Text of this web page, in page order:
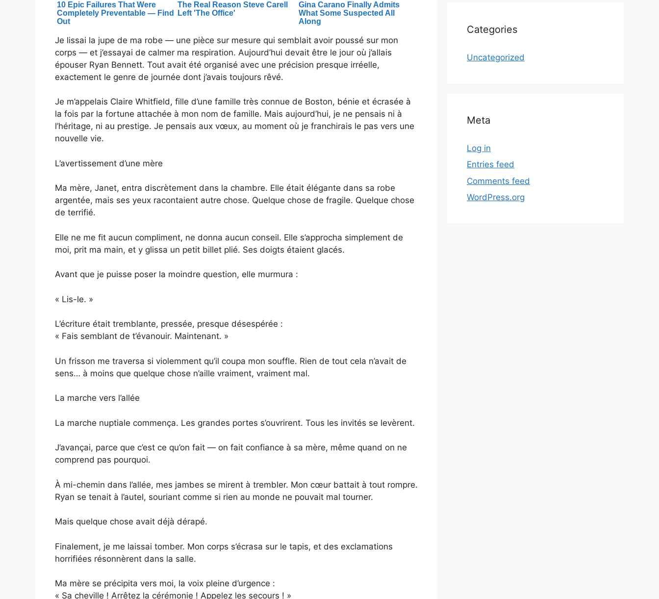
Je lissai la jupe de ma robe — une pièce sur mesure qui semblait avoir poussé sur mon
corps — et j’essayai de calmer ma respiration. Aujourd’hui devait être le jour où j’allais
épouser Ryan Bennett. Tout avait été organisé avec une précision presque irréelle,
exactement le genre de journée dont j’avais toujours rêvé.
Je m’appelais Claire Whitfield, fille d’une famille très connue de Boston, bénie et écrasée à
la fois par la fortune attachée à mon nom de famille. Mais aujourd’hui, je ne pensais ni à
l’héritage, ni au prestige. Je pensais aux vœux, au moment où je franchirais le pas vers une
nouvelle vie.
L’avertissement d’une mère
Ma mère, Janet, entra discrètement dans la chambre. Elle était élégante dans sa robe
argentée, mais ses yeux racontaient autre chose. Quelque chose de fragile. Quelque chose
de terrifié.
Elle ne me fit aucun compliment, ne donna aucun conseil. Elle s’approcha simplement de
moi, prit ma main, et y glissa un petit billet plié. Ses doigts étaient glacés.
Avant que je puisse poser la moindre question, elle murmura :
« Lis-le. »
L’écriture était tremblante, pressée, presque désespérée :
« Fais semblant de t’évanouir. Maintenant. »
Un frisson me traversa si violemment qu’il coupa mon souffle. Rien de tout cela n’avait de
sens… à moins que quelque chose n’aille vraiment, vraiment mal.
La marche vers l’allée
La marche nuptiale commença. Les grandes portes s’ouvrirent. Tous les invités se levèrent.
J’avançai, parce que c’est ce qu’on fait — on fait confiance à sa mère, même quand on ne
comprend pas pourquoi.
À mi-chemin dans l’allée, mes jambes se mirent à trembler. Mon cœur battait à tout rompre.
Ryan se tenait à l’autel, souriant comme si rien au monde ne pouvait mal tourner.
Mais quelque chose avait déjà dérapé.
Finalement, je me laissai tomber. Mon corps s’écrasa sur le tapis, et des exclamations
horrifiées résonnèrent dans la salle.
Ma mère se précipita vers moi, la voix pleine d’urgence :
« Sa cheville ! Arrêtez la cérémonie ! Appelez les secours ! »
Categories
Uncategorized
Meta
Log in
Entries feed
Comments feed
WordPress.org